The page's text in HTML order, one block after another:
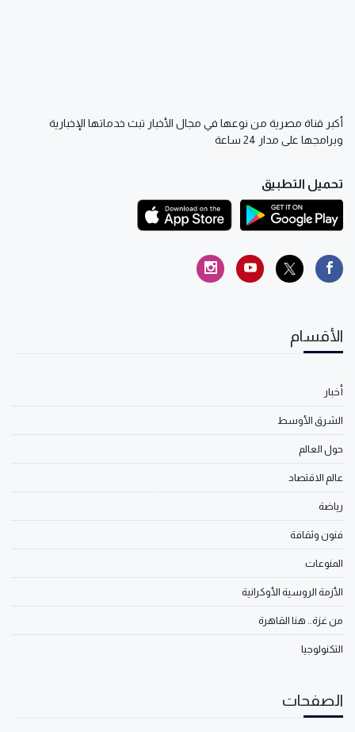
أكبر قناة مصرية من نوعها في مجال الأخبار تبث خدماتها الإخبارية
وبرامجها على مدار 24 ساعة
تحميل التطبيق
الأقسام
أخبار
الشرق الأوسط
حول العالم
عالم الاقتصاد
رياضة
فنون وثقافة
المنوعات
الأزمة الروسية الأوكرانية
من غزة.. هنا القاهرة
التكنولوجيا
الصفحات